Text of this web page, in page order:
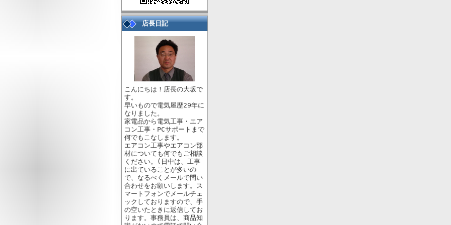
店長日記
こんにちは！店長の大坂で
す。
早いもので電気屋歴29年に
なりました。
家電品から電気工事・エア
コン工事・PCサポートまで
何でもこなします。
エアコン工事やエアコン部
材についても何でもご相談
ください。(日中は、工事
に出ていることが多いの
で、なるべくメールで問い
合わせをお願いします。ス
マートフォンでメールチェ
ックしておりますので、手
の空いたときに返信してお
ります。事務員は、商品知